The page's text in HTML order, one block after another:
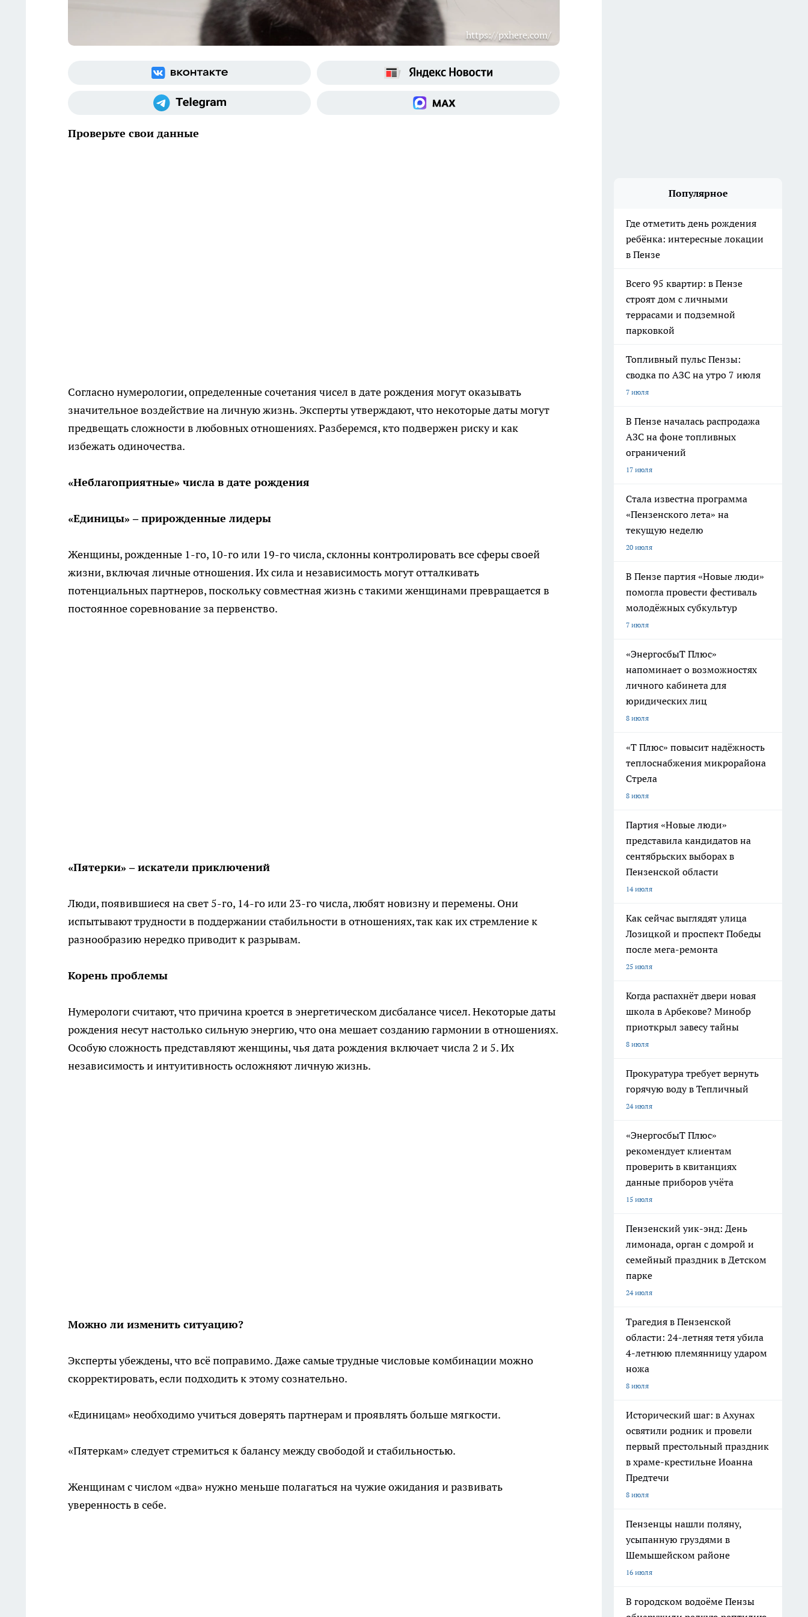
https://pxhere.com/
Проверьте свои данные
Согласно нумерологии, определенные сочетания чисел в дате рождения могут оказывать
значительное воздействие на личную жизнь. Эксперты утверждают, что некоторые даты могут
предвещать сложности в любовных отношениях. Разберемся, кто подвержен риску и как
избежать одиночества.
«Неблагоприятные» числа в дате рождения
«Единицы» – прирожденные лидеры
Женщины, рожденные 1-го, 10-го или 19-го числа, склонны контролировать все сферы своей
жизни, включая личные отношения. Их сила и независимость могут отталкивать
потенциальных партнеров, поскольку совместная жизнь с такими женщинами превращается в
постоянное соревнование за первенство.
«Пятерки» – искатели приключений
Люди, появившиеся на свет 5-го, 14-го или 23-го числа, любят новизну и перемены. Они
испытывают трудности в поддержании стабильности в отношениях, так как их стремление к
разнообразию нередко приводит к разрывам.
Корень проблемы
Нумерологи считают, что причина кроется в энергетическом дисбалансе чисел. Некоторые даты
рождения несут настолько сильную энергию, что она мешает созданию гармонии в отношениях.
Особую сложность представляют женщины, чья дата рождения включает числа 2 и 5. Их
независимость и интуитивность осложняют личную жизнь.
Можно ли изменить ситуацию?
Эксперты убеждены, что всё поправимо. Даже самые трудные числовые комбинации можно
скорректировать, если подходить к этому сознательно.
«Единицам» необходимо учиться доверять партнерам и проявлять больше мягкости.
«Пятеркам» следует стремиться к балансу между свободой и стабильностью.
Женщинам с числом «два» нужно меньше полагаться на чужие ожидания и развивать
уверенность в себе.
Популярное
Где отметить день рождения
ребёнка: интересные локации
в Пензе
Всего 95 квартир: в Пензе
строят дом с личными
террасами и подземной
парковкой
Топливный пульс Пензы:
сводка по АЗС на утро 7 июля
7 июля
В Пензе началась распродажа
АЗС на фоне топливных
ограничений
17 июля
Стала известна программа
«Пензенского лета» на
текущую неделю
20 июля
В Пензе партия «Новые люди»
помогла провести фестиваль
молодёжных субкультур
7 июля
«ЭнергосбыТ Плюс»
напоминает о возможностях
личного кабинета для
юридических лиц
8 июля
«Т Плюс» повысит надёжность
теплоснабжения микрорайона
Стрела
8 июля
Партия «Новые люди»
представила кандидатов на
сентябрьских выборах в
Пензенской области
14 июля
Как сейчас выглядят улица
Лозицкой и проспект Победы
после мега-ремонта
25 июля
Когда распахнёт двери новая
школа в Арбекове? Минобр
приоткрыл завесу тайны
8 июля
Прокуратура требует вернуть
горячую воду в Тепличный
24 июля
«ЭнергосбыТ Плюс»
рекомендует клиентам
проверить в квитанциях
данные приборов учёта
15 июля
Пензенский уик-энд: День
лимонада, орган с домрой и
семейный праздник в Детском
парке
24 июля
Трагедия в Пензенской
области: 24-летняя тетя убила
4-летнюю племянницу ударом
ножа
8 июля
Исторический шаг: в Ахунах
освятили родник и провели
первый престольный праздник
в храме-крестильне Иоанна
Предтечи
8 июля
Пензенцы нашли поляну,
усыпанную груздями в
Шемышейском районе
16 июля
В городском водоёме Пензы